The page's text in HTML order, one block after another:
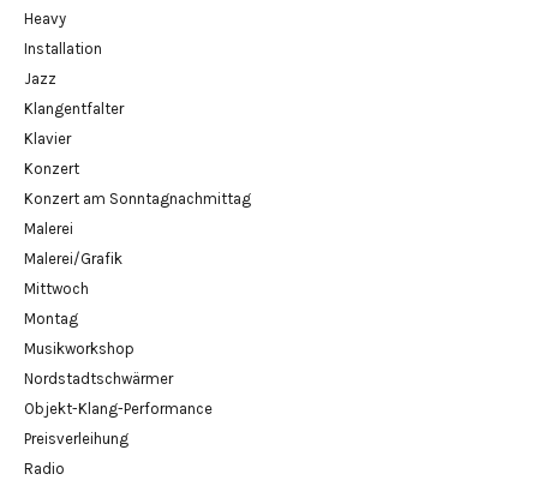
Heavy
Installation
Jazz
Klangentfalter
Klavier
Konzert
Konzert am Sonntagnachmittag
Malerei
Malerei/Grafik
Mittwoch
Montag
Musikworkshop
Nordstadtschwärmer
Objekt-Klang-Performance
Preisverleihung
Radio